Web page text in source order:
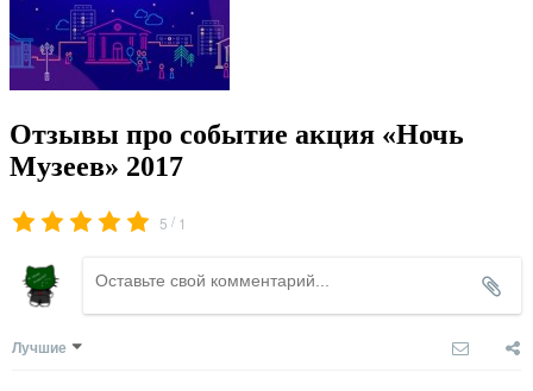
Отзывы про событие акция «Ночь
Музеев» 2017
5 / 1
Лучшие